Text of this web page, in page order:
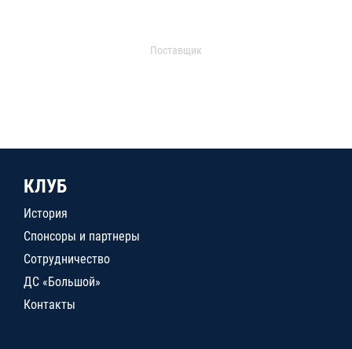
Поставщик
КЛУБ
История
Спонсоры и партнеры
Сотрудничество
ДС «Большой»
Контакты